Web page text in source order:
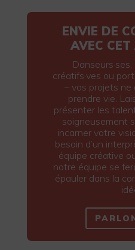
ENVIE DE
AVEC
créatifs·ves ou
– vos projets ne
prendre vie.
présenter les
soigneusement
incarner votre
besoin d’un
équipe créative
notre équipe se
épauler dans la